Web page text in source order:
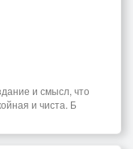
и смысл, что
и чиста. Б